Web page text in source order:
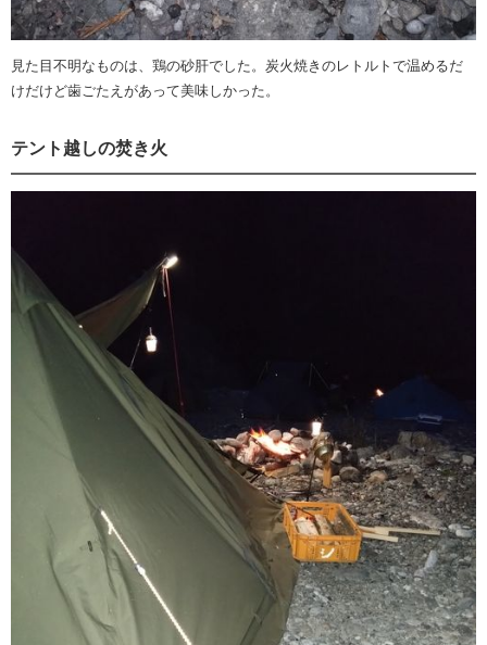
見た目不明なものは、鶏の砂肝でした。炭火焼きのレトルトで温めるだ
けだけど歯ごたえがあって美味しかった。
テント越しの焚き火